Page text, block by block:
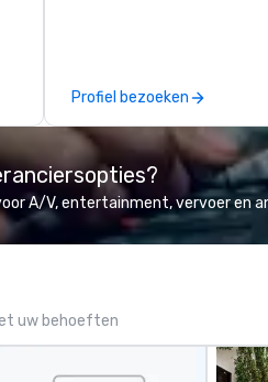
Profiel bezoeken
A/V, entertainment, vervoer en
uw behoeften